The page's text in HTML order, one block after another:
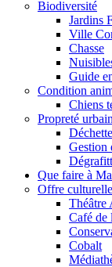
Biodiversité
Jardins
Ville
Chasse
Guide
Condition
Chiens
Propreté
Gestion
Que faire à
Offre culturelle
Théâtre
Café de
Cobalt